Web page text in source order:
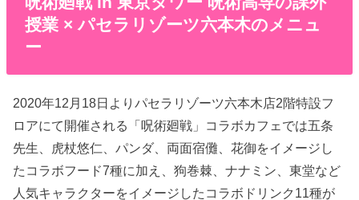
授業 × パセラリゾーツ六本木のメニュ
ー
2020年12月18日よりパセラリゾーツ六本木店2階特設フ
ロアにて開催される「呪術廻戦」コラボカフェでは五条
先生、虎杖悠仁、パンダ、両面宿儺、花御をイメージし
たコラボフード7種に加え、狗巻棘、ナナミン、東堂など
人気キャラクターをイメージしたコラボドリンク11種が